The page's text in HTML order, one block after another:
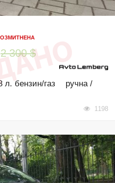
2 300 $
л. бензин/газ
ручна /
1198